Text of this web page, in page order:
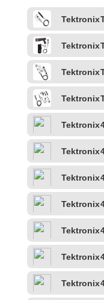
Tektronix
Tektronix
Tektronix
Tektronix
Tektronix
Tektronix
Tektronix
Tektronix
Tektronix
Tektronix
Tektronix